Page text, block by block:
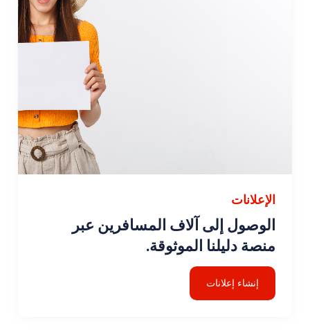
الإعلانات
الوصول إلى آلاف المسافرين عبر
منصة دليلنا الموثوقة.
إنشاء إعلانات